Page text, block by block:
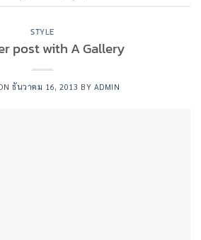
STYLE
post with A Gallery
ธันวาคม 16, 2013 BY ADMIN